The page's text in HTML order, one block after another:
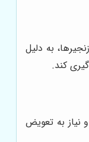
به دلیل
کند.
نیاز به تعویض